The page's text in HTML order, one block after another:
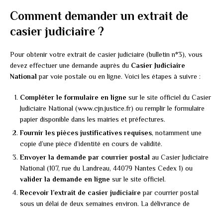
Comment demander un extrait de
casier judiciaire ?
Pour obtenir votre extrait de casier judiciaire (bulletin n°3), vous
devez effectuer une demande auprès du Casier Judiciaire
National par voie postale ou en ligne. Voici les étapes à suivre :
Compléter le formulaire en ligne sur le site officiel du Casier
Judiciaire National (www.cjn.justice.fr) ou remplir le formulaire
papier disponible dans les mairies et préfectures.
Fournir les pièces justificatives requises, notamment une
copie d’une pièce d’identité en cours de validité.
Envoyer la demande par courrier postal au Casier Judiciaire
National (107, rue du Landreau, 44079 Nantes Cedex 1) ou
valider la demande en ligne sur le site officiel.
Recevoir l’extrait de casier judiciaire par courrier postal
sous un délai de deux semaines environ. La délivrance de